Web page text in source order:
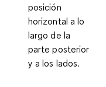
posición
horizontal a lo
largo de la
parte posterior
y a los lados.